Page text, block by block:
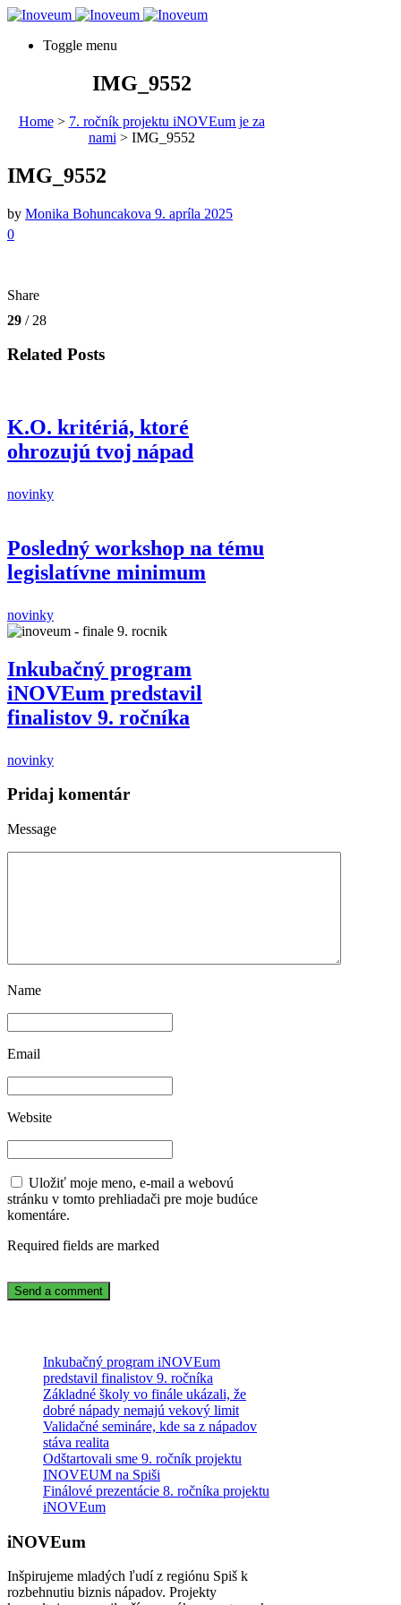
Toggle menu
IMG_9552
Home> 7. ročník projektu iNOVEum je za
nami > IMG_9552
IMG_9552
by Monika Bohuncakova 9. apríla 2025
0
Share
29 / 28
Related Posts
K.O. kritériá, ktoré
ohrozujú tvoj nápad
novinky
Posledný workshop na tému
legislatívne minimum
novinky
Inkubačný program
iNOVEum predstavil
finalistov 9. ročníka
novinky
Pridaj komentár
Message
Name
Email
Website
Uložiť moje meno, e-mail a webovú
stránku v tomto prehliadači pre moje budúce
komentáre.
Required fields are marked
Inkubačný program iNOVEum
predstavil finalistov 9. ročníka
Základné školy vo finále ukázali, že
dobré nápady nemajú vekový limit
Validačné semináre, kde sa z nápadov
stáva realita
Odštartovali sme 9. ročník projektu
INOVEUM na Spiši
Finálové prezentácie 8. ročníka projektu
iNOVEum
iNOVEum
Inšpirujeme mladých ľudí z regiónu Spiš k
rozbehnutiu biznis nápadov. Projekty